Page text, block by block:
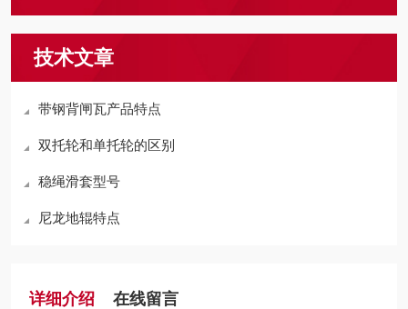
技术文章
带钢背闸瓦产品特点
双托轮和单托轮的区别
稳绳滑套型号
尼龙地辊特点
详细介绍 在线留言